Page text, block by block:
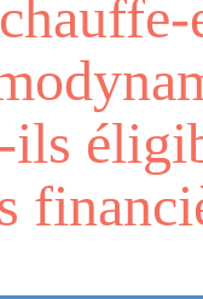
ils